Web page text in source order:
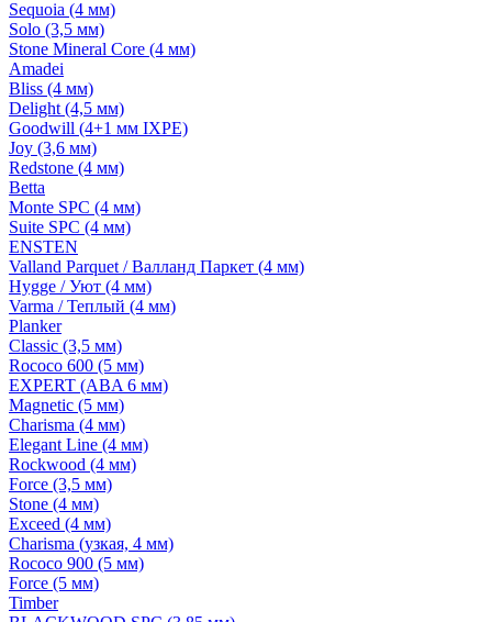
Sequoia (4 мм)
Solo (3,5 мм)
Stone Mineral Core (4 мм)
Amadei
Bliss (4 мм)
Delight (4,5 мм)
Goodwill (4+1 мм IXPE)
Joy (3,6 мм)
Redstone (4 мм)
Betta
Monte SPC (4 мм)
Suite SPC (4 мм)
ENSTEN
Valland Parquet / Валланд Паркет (4 мм)
Hygge / Уют (4 мм)
Varma / Теплый (4 мм)
Planker
Classic (3,5 мм)
Rococo 600 (5 мм)
EXPERT (ABA 6 мм)
Magnetic (5 мм)
Charisma (4 мм)
Elegant Line (4 мм)
Rockwood (4 мм)
Force (3,5 мм)
Stone (4 мм)
Exceed (4 мм)
Charisma (узкая, 4 мм)
Rococo 900 (5 мм)
Force (5 мм)
Timber